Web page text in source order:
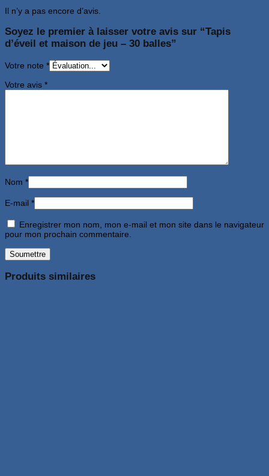
Il n’y a pas encore d’avis.
Soyez le premier à laisser votre avis sur “Tapis
d’éveil et maison de jeu – 30 balles”
Votre note *
Votre avis *
Nom *
E-mail *
Enregistrer mon nom, mon e-mail et mon site dans le navigateur
pour mon prochain commentaire.
Produits similaires